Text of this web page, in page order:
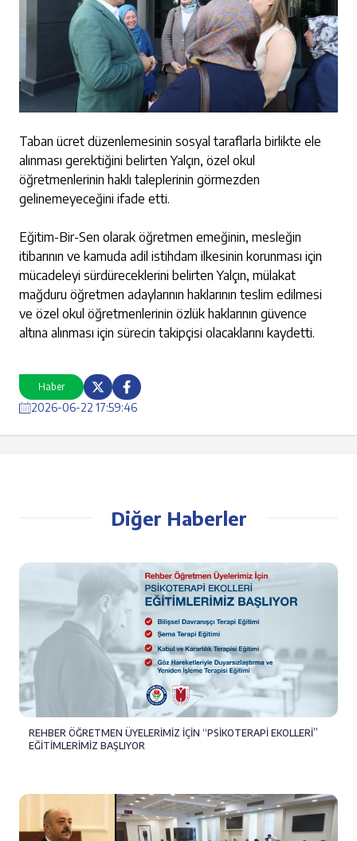
Haber
2026-06-22 17:59:46
Taban ücret düzenlemesinin sosyal taraflarla birlikte ele
alınması gerektiğini belirten Yalçın, özel okul
öğretmenlerinin haklı taleplerinin görmezden
gelinemeyeceğini ifade etti.
Eğitim-Bir-Sen olarak öğretmen emeğinin, mesleğin
itibarının ve kamuda adil istihdam ilkesinin korunması için
mücadeleyi sürdüreceklerini belirten Yalçın, mülakat
mağduru öğretmen adaylarının haklarının teslim edilmesi
ve özel okul öğretmenlerinin özlük haklarının güvence
altına alınması için sürecin takipçisi olacaklarını kaydetti.
Diğer Haberler
REHBER ÖĞRETMEN ÜYELERİMİZ İÇİN “PSİKOTERAPİ EKOLLERİ”
EĞİTİMLERİMİZ BAŞLIYOR